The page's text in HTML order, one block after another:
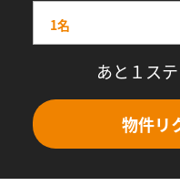
あと１ス
物件リ